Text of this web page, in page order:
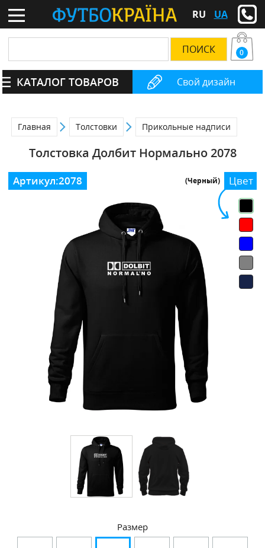
RU UA
Свой дизайн
0
КАТАЛОГ ТОВАРОВ
Главная Толстовки Прикольные надписи
Толстовка Долбит Нормально 2078
Цвет
(Черный)
Размер
Артикул:2078